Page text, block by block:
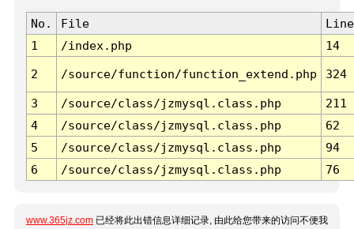
No. File
Line
1
/index.php 14
2 /source/function/function_extend.php 324
3 /source/class/jzmysql.class.php
211
4
/source/class/jzmysql.class.php
62
5
/source/class/jzmysql.class.php
94
6
/source/class/jzmysql.class.php 76
www.365jz.com 已经将此出错信息详细记录, 由此给您带来的访问不便我